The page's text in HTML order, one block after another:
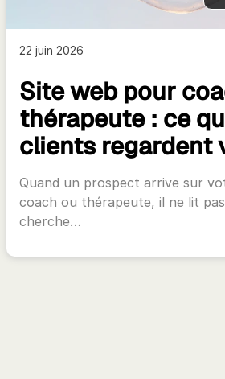
22 juin 2026
Site web pour
thérapeute : ce
clients regardent
Quand un prospect arrive sur
coach ou thérapeute, il ne lit
cherche…